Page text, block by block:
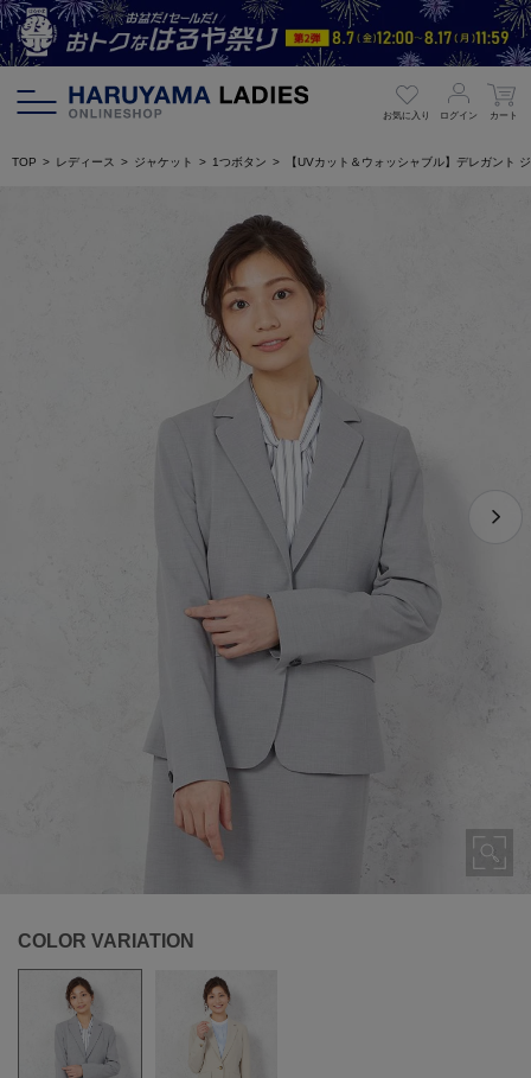
お気に入り ログイン カート
TOP レディース ジャケット 1つボタン 【UVカット＆ウォッシャブル】デレガント
COLOR VARIATION